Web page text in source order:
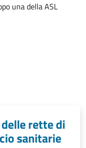
una della ASL
rette di
sanitarie